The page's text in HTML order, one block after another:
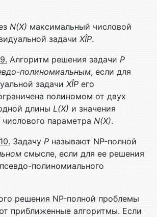
N(X) максимальный числовой
задачи XÎP.
Алгоритм решения задачи P
полиномиальным, если для
задачи XÎP его
полиномом от двух
длины L(X) и значения
параметра N(X).
Задачу P называют NP-полной
смысле, если для ее решения
полиномиального
решения NP-полной проблемы
приближенные алгоритмы. Если